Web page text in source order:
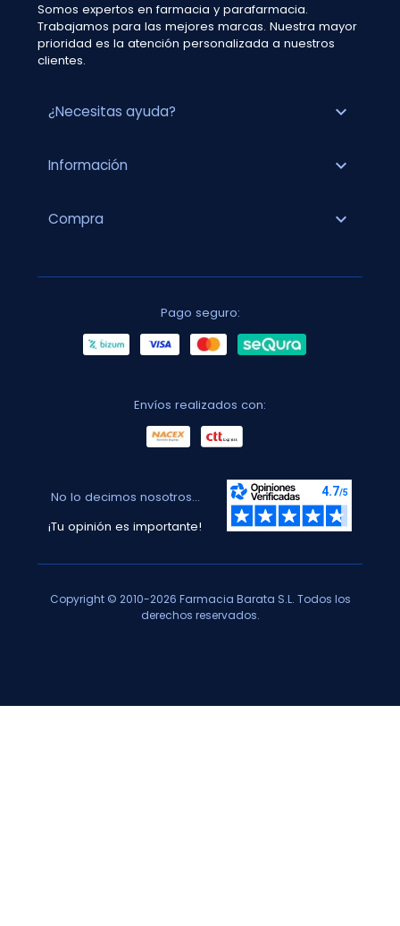
Somos expertos en farmacia y parafarmacia.
Trabajamos para las mejores marcas. Nuestra mayor
prioridad es la atención personalizada a nuestros
clientes.
¿Necesitas ayuda? expand_more
Información expand_more
Compra expand_more
Pago seguro:
Envíos realizados con:
No lo decimos nosotros...
¡Tu opinión es importante!
Copyright © 2010-2026 Farmacia Barata S.L. Todos los
derechos reservados.